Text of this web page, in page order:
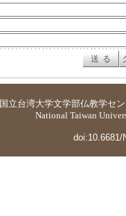
国立台湾大学文学部仏教学セ
National Taiwan
doi:10.6681/